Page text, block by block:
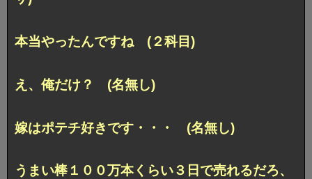
本当やったんですね (２科目)
え、俺だけ？ (名無し)
嫁はポテチ好きです・・・ (名無し)
うまい棒１００万本くらい３日で売れるだろ、